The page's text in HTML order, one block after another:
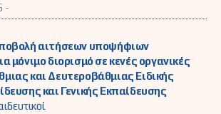
-
αιτήσεων υποψήφιων
μόνιμο διορισμό σε κενές οργανικές
και Δευτεροβάθμιας Ειδικής
και Γενικής Εκπαίδευσης